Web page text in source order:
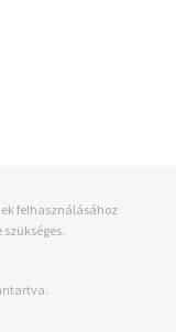
felhasználásához